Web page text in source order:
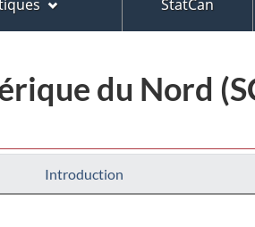
StatCan
du Nord
Introduction